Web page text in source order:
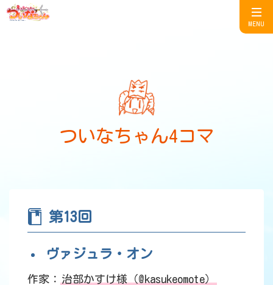
MENU
ついなちゃん4コマ
第13回
ヴァジュラ・オン
作家： 治部かすけ様（@kasukeomote）